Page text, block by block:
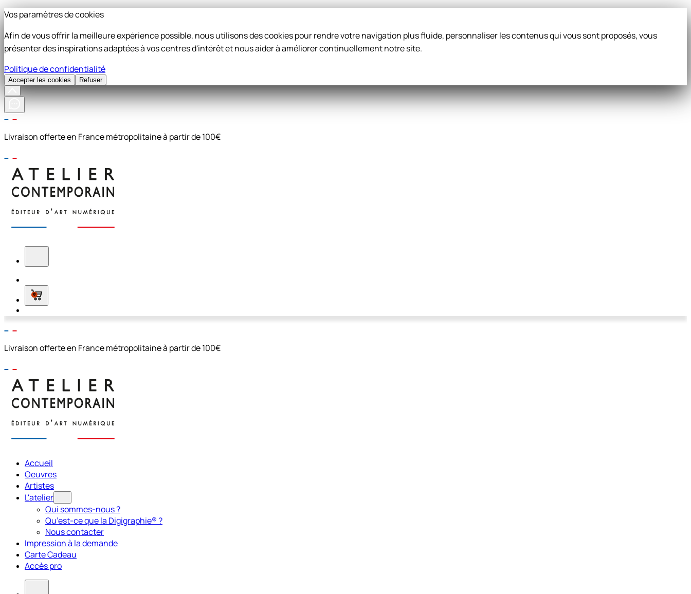
Vos paramètres de cookies
Afin de vous offrir la meilleure expérience possible, nous utilisons des cookies pour rendre votre navigation plus fluide, personnaliser les contenus qui vous sont proposés, vous
présenter des inspirations adaptées à vos centres d'intérêt et nous aider à améliorer continuellement notre site.
Politique de confidentialité
Accepter les cookies Refuser
Livraison offerte en France métropolitaine à partir de 100€
0
Livraison offerte en France métropolitaine à partir de 100€
Accueil
Oeuvres
Artistes
L'atelier
Qui sommes-nous ?
Qu’est-ce que la Digigraphie® ?
Nous contacter
Impression à la demande
Carte Cadeau
Accès pro